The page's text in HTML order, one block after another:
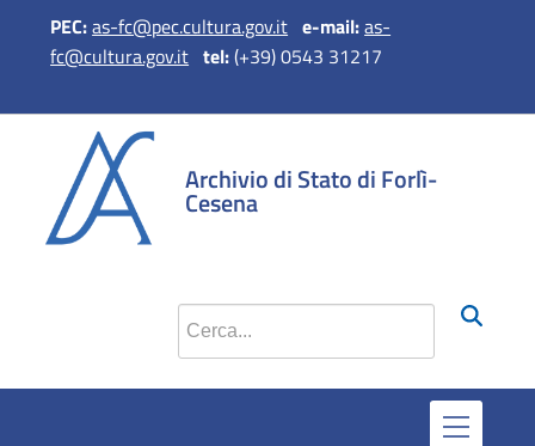
PEC:as-fc@pec.cultura.gov.it e-mail:as-
fc@cultura.gov.it ​​​​​​​tel:(+39) 0543 31217
Archivio di Stato di Forlì-
Cesena
Cerca nel sito